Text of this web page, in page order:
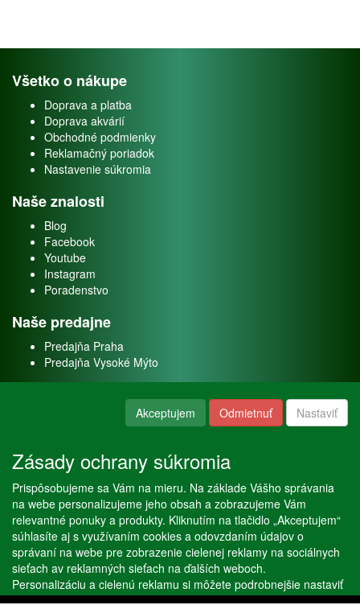
Všetko o nákupe
Doprava a platba
Doprava akvárií
Obchodné podmienky
Reklamačný poriadok
Nastavenie súkromia
Naše znalosti
Blog
Facebook
Youtube
Instagram
Poradenstvo
Naše predajne
Predajňa Praha
Predajňa Vysoké Mýto
Naše služby
Servis
Predaj akváriových rýb
Predaj akváriových rastlín
Copyright © Stöckl spol. s r. o. 2020, powered byABRA E-shop
Akceptujem Odmietnuť Nastaviť
Zásady ochrany súkromia
Prispôsobujeme sa Vám na mieru. Na základe Vášho správania
na webe personalizujeme jeho obsah a zobrazujeme Vám
relevantné ponuky a produkty. Kliknutím na tlačidlo „Akceptujem“
súhlasíte aj s využívaním cookies a odovzdaním údajov o
správaní na webe pre zobrazenie cielenej reklamy na sociálnych
sieťach av reklamných sieťach na ďalších weboch.
Personalizáciu a cielenú reklamu si môžete podrobnejšie nastaviť
alebo kedykoľvek vypnúť po kliknutí na tlačidlo „Nastaviť“.